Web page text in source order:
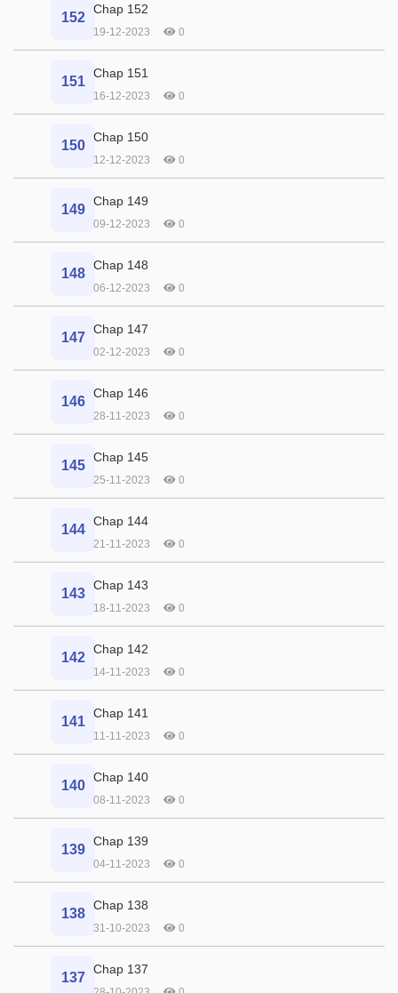
152
Chap 152
19-12-2023 0
151
Chap 151
16-12-2023 0
150
Chap 150
12-12-2023 0
149
Chap 149
09-12-2023 0
148
Chap 148
06-12-2023 0
147
Chap 147
02-12-2023 0
146
Chap 146
28-11-2023 0
145
Chap 145
25-11-2023 0
144
Chap 144
21-11-2023 0
143
Chap 143
18-11-2023 0
142
Chap 142
14-11-2023 0
141
Chap 141
11-11-2023 0
140
Chap 140
08-11-2023 0
139
Chap 139
04-11-2023 0
138
Chap 138
31-10-2023 0
137
Chap 137